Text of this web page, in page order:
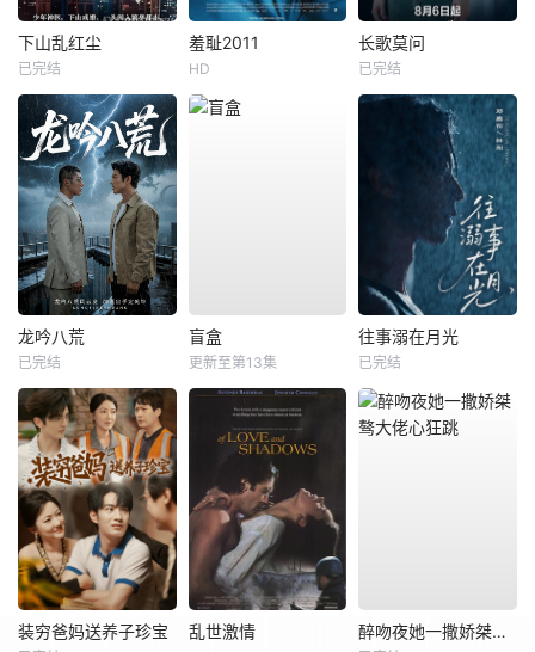
下山乱红尘
已完结
羞耻2011
HD
长歌莫问
已完结
龙吟八荒
已完结
盲盒
更新至第13集
往事溺在月光
已完结
装穷爸妈送养子珍宝 乱世激情 醉吻夜她一撒娇桀骜大佬心狂跳